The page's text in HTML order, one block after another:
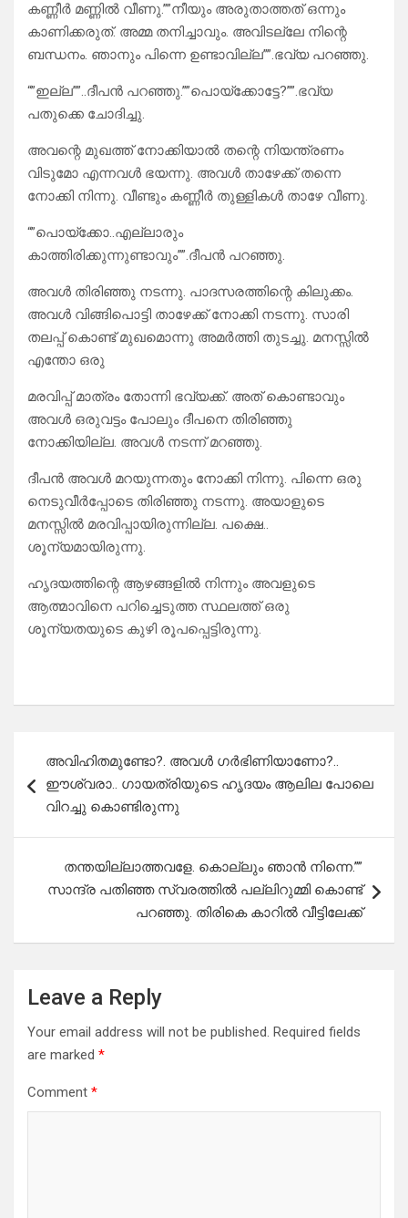
കണ്ണീർ മണ്ണിൽ വീണു.””നീയും അരുതാത്തത് ഒന്നും
കാണിക്കരുത്. അമ്മ തനിച്ചാവും. അവിടല്ലേ നിന്റെ
ബന്ധനം. ഞാനും പിന്നെ ഉണ്ടാവില്ല””.ഭവ്യ പറഞ്ഞു.
“”ഇല്ല””..ദീപൻ പറഞ്ഞു.””പൊയ്ക്കോട്ടേ?””.ഭവ്യ
പതുക്കെ ചോദിച്ചു.
അവന്റെ മുഖത്ത് നോക്കിയാൽ തന്റെ നിയന്ത്രണം
വിടുമോ എന്നവൾ ഭയന്നു. അവൾ താഴേക്ക് തന്നെ
നോക്കി നിന്നു. വീണ്ടും കണ്ണീർ തുള്ളികൾ താഴേ വീണു.
“”പൊയ്ക്കോ..എല്ലാരും
കാത്തിരിക്കുന്നുണ്ടാവും””.ദീപൻ പറഞ്ഞു.
അവൾ തിരിഞ്ഞു നടന്നു. പാദസരത്തിന്റെ കിലുക്കം.
അവൾ വിങ്ങിപൊട്ടി താഴേക്ക് നോക്കി നടന്നു. സാരി
തലപ്പ് കൊണ്ട് മുഖമൊന്നു അമർത്തി തുടച്ചു. മനസ്സിൽ
എന്തോ ഒരു
മരവിപ്പ് മാത്രം തോന്നി ഭവ്യക്ക്. അത് കൊണ്ടാവും
അവൾ ഒരുവട്ടം പോലും ദീപനെ തിരിഞ്ഞു
നോക്കിയില്ല. അവൾ നടന്ന് മറഞ്ഞു.
ദീപൻ അവൾ മറയുന്നതും നോക്കി നിന്നു. പിന്നെ ഒരു
നെടുവീർപ്പോടെ തിരിഞ്ഞു നടന്നു. അയാളുടെ
മനസ്സിൽ മരവിപ്പായിരുന്നില്ല. പക്ഷെ..
ശൂന്യമായിരുന്നു.
ഹൃദയത്തിന്റെ ആഴങ്ങളിൽ നിന്നും അവളുടെ
ആത്മാവിനെ പറിച്ചെടുത്ത സ്ഥലത്ത് ഒരു
ശൂന്യതയുടെ കുഴി രൂപപ്പെട്ടിരുന്നു.
navigation
അവിഹിതമുണ്ടോ?. അവൾ ഗർഭിണിയാണോ?..
ഈശ്വരാ.. ഗായത്രിയുടെ ഹൃദയം ആലില പോലെ
വിറച്ചു കൊണ്ടിരുന്നു
തന്തയില്ലാത്തവളേ. കൊല്ലും ഞാൻ നിന്നെ.””
സാന്ദ്ര പതിഞ്ഞ സ്വരത്തിൽ പല്ലിറുമ്മി കൊണ്ട്
പറഞ്ഞു. തിരികെ കാറിൽ വീട്ടിലേക്ക്
Leave a Reply
Your email address will not be published. Required fields
are marked *
Comment *